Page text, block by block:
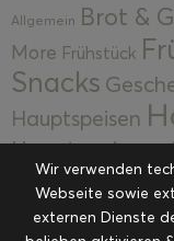
Allgemein Brot &
More Frühstück
Snacks
Hauptspeisen
Hauptspeisen
Kuchen,
Desserts Kulinarik
Wir verwenden
Webseite sowie
externen Dienste